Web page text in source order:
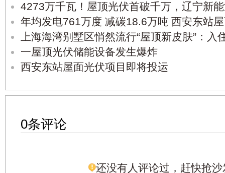
4273万千瓦！屋顶光伏首破千万，辽宁新能
年均发电761万度 减碳18.6万吨 西安东站屋
上海海湾别墅区悄然流行“屋顶新皮肤”：入
一屋顶光伏储能设备发生爆炸
西安东站屋面光伏项目即将投运
0条评论
还没有人评论过，赶快抢沙